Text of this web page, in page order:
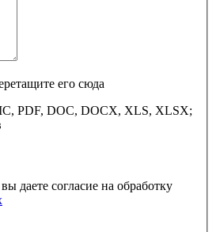
его сюда
PDF, DOC, DOCX, XLS, XLSX;
даете согласие на обработку